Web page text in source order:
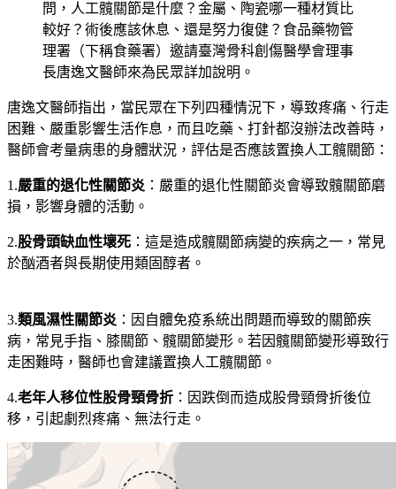
問，人工髖關節是什麼？金屬、陶瓷哪一種材質比
較好？術後應該休息、還是努力復健？食品藥物管
理署（下稱食藥署）邀請臺灣骨科創傷醫學會理事
長唐逸文醫師來為民眾詳加說明。
唐逸文醫師指出，當民眾在下列四種情況下，導致疼痛、行走
困難、嚴重影響生活作息，而且吃藥、打針都沒辦法改善時，
醫師會考量病患的身體狀況，評估是否應該置換人工髖關節：
1.嚴重的退化性關節炎 ：嚴重的退化性關節炎會導致髖關節磨
損，影響身體的活動。
2.股骨頭缺血性壞死 ：這是造成髖關節病變的疾病之一，常見
於酗酒者與長期使用類固醇者。
3.類風濕性關節炎 ：因自體免疫系統出問題而導致的關節疾
病，常見手指、膝關節、髖關節變形。若因髖關節變形導致行
走困難時，醫師也會建議置換人工髖關節。
4.老年人移位性股骨頸骨折 ：因跌倒而造成股骨頸骨折後位
移，引起劇烈疼痛、無法行走。